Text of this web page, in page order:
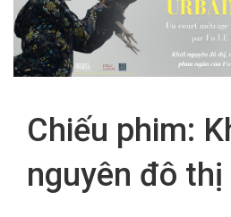
Chiếu phim:
nguyên đô thị